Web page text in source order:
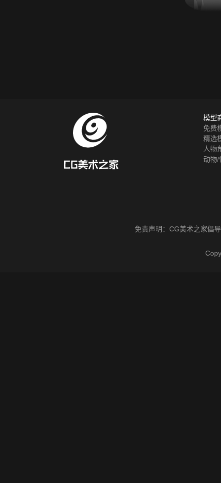
模型
免费
精选
人物
动物/
免责声明： CG美术之家倡